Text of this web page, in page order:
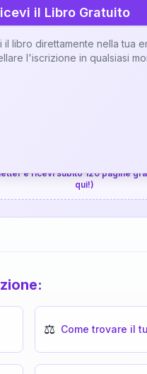
e ricevi subito 120 pagine
qui!)
⚖️ Come trovare il
il Libro Gratuito
il libro direttamente nella tua
l'iscrizione in qualsiasi